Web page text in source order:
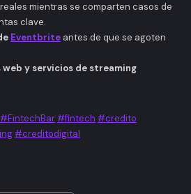
mientras se comparten casos de
clave.
Eventbrite antes de que se agoten
web y servicios de streaming
#FintechBar #fintech #credito
#creditodigital